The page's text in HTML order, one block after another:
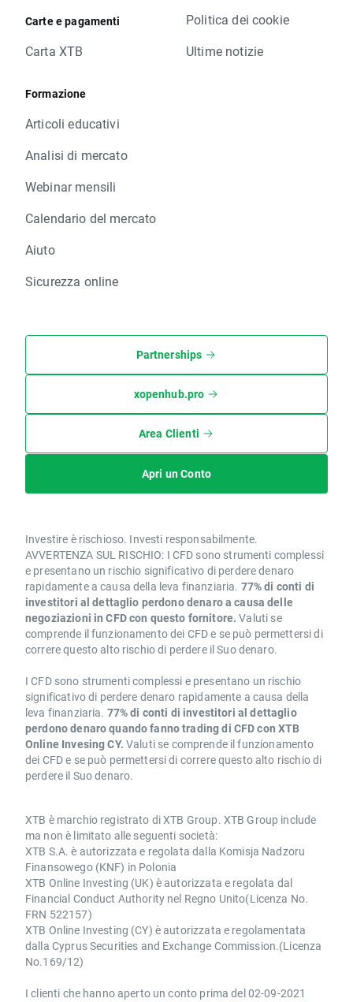
Carte e pagamenti
Carta XTB
Formazione
Articoli educativi
Analisi di mercato
Webinar mensili
Calendario del mercato
Aiuto
Sicurezza online
Politica dei cookie
Ultime notizie
Partnerships
xopenhub.pro
Area Clienti
Apri un Conto
Investire è rischioso. Investi responsabilmente.
AVVERTENZA SUL RISCHIO: I CFD sono strumenti complessi
e presentano un rischio significativo di perdere denaro
rapidamente a causa della leva finanziaria. 77% di conti di
investitori al dettaglio perdono denaro a causa delle
negoziazioni in CFD con questo fornitore. Valuti se
comprende il funzionamento dei CFD e se può permettersi di
correre questo alto rischio di perdere il Suo denaro.
I CFD sono strumenti complessi e presentano un rischio
significativo di perdere denaro rapidamente a causa della
leva finanziaria. 77% di conti di investitori al dettaglio
perdono denaro quando fanno trading di CFD con XTB
Online Invesing CY. Valuti se comprende il funzionamento
dei CFD e se può permettersi di correre questo alto rischio di
perdere il Suo denaro.
XTB è marchio registrato di XTB Group. XTB Group include
ma non è limitato alle seguenti società:
XTB S.A. è autorizzata e regolata dalla Komisja Nadzoru
Finansowego (KNF) in Polonia
XTB Online Investing (UK) è autorizzata e regolata dal
Financial Conduct Authority nel Regno Unito(Licenza No.
FRN 522157)
XTB Online Investing (CY) è autorizzata e regolamentata
dalla Cyprus Securities and Exchange Commission.(Licenza
No.169/12)
I clienti che hanno aperto un conto prima del 02-09-2021